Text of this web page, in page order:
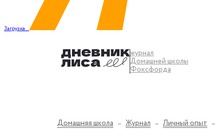
Загрузка...
журнал
Домашней школы
Фоксфорда
Домашняя школа Журнал Личный опыт